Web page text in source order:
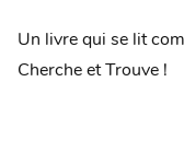
Un livre qui se lit
Cherche et Trouve !